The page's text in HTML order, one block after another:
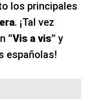
los principales
. ¡Tal vez
“Vis a vis” y
españolas!